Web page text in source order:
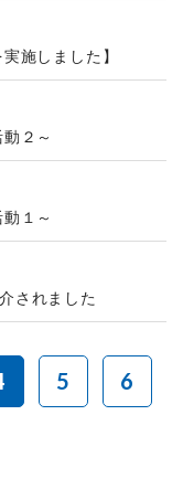
施しました】
２～
１～
されました
5
6